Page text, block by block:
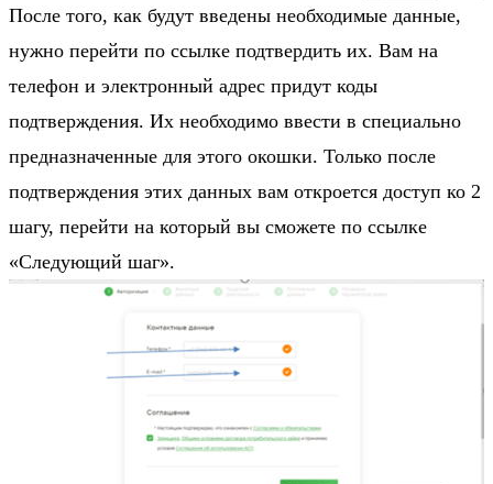
После того, как будут введены необходимые данные,
нужно перейти по ссылке подтвердить их. Вам на
телефон и электронный адрес придут коды
подтверждения. Их необходимо ввести в специально
предназначенные для этого окошки. Только после
подтверждения этих данных вам откроется доступ ко 2
шагу, перейти на который вы сможете по ссылке
«Следующий шаг».